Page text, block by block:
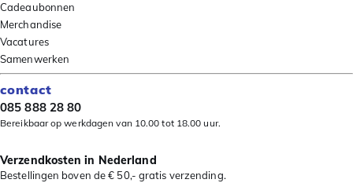
Cadeaubonnen
Merchandise
Vacatures
Samenwerken
contact
085 888 28 80
Bereikbaar op werkdagen van 10.00 tot 18.00 uur.
Verzendkosten in Nederland
Bestellingen boven de € 50,- gratis verzending.